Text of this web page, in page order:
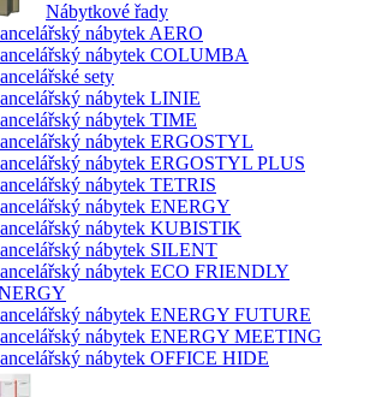
Nábytkové řady
nábytek AERO
nábytek COLUMBA
sety
nábytek LINIE
nábytek TIME
nábytek ERGOSTYL
nábytek ERGOSTYL PLUS
nábytek TETRIS
nábytek ENERGY
nábytek KUBISTIK
nábytek SILENT
nábytek ECO FRIENDLY
nábytek ENERGY FUTURE
nábytek ENERGY MEETING
nábytek OFFICE HIDE